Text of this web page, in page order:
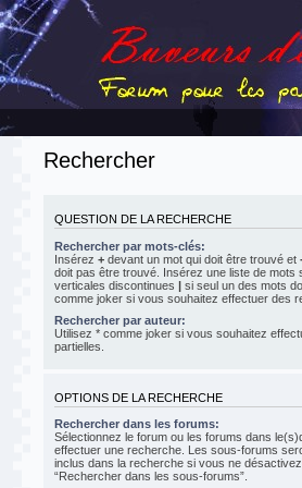
Rechercher
QUESTION DE LA RECHERCHE
Rechercher par mots-clés:
Insérez + devant un mot qui doit être trouvé et
doit pas être trouvé. Insérez une liste de mots
verticales discontinues | si seul un des mots
comme joker si vous souhaitez effectuer des
Rechercher par auteur:
Utilisez * comme joker si vous souhaitez
partielles.
OPTIONS DE LA RECHERCHE
Rechercher dans les forums:
Sélectionnez le forum ou les forums dans
effectuer une recherche. Les sous-forums
inclus dans la recherche si vous ne
“Rechercher dans les sous-forums”.